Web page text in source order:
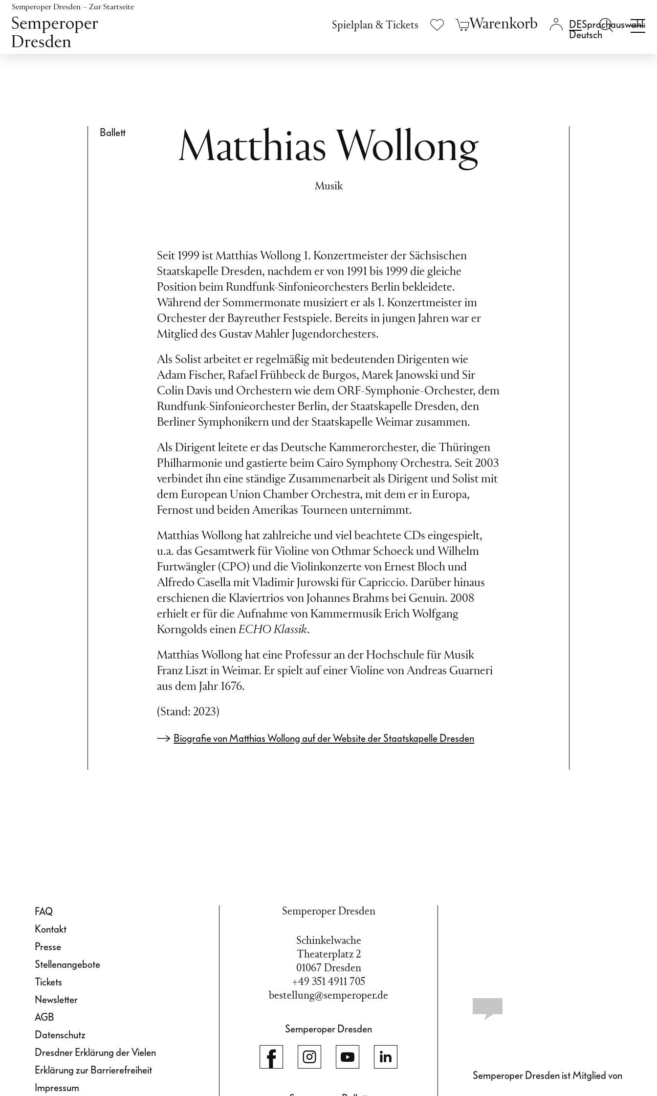
Inhalt anspringen
Fußbereich anspringen
Semperoper Dresden – Zur Startseite
Spielplan & Tickets Warenkorb
Sprachauswahl:
Deutsch
Ballett Matthias Wollong
Musik
Seit 1999 ist Matthias Wollong 1. Konzertmeister der Sächsischen
Staatskapelle Dresden, nachdem er von 1991 bis 1999 die gleiche
Position beim Rundfunk-Sinfonieorchesters Berlin bekleidete.
Während der Sommermonate musiziert er als 1. Konzertmeister im
Orchester der Bayreuther Festspiele. Bereits in jungen Jahren war er
Mitglied des Gustav Mahler Jugendorchesters.
Als Solist arbeitet er regelmäßig mit bedeutenden Dirigenten wie
Adam Fischer, Rafael Frühbeck de Burgos, Marek Janowski und Sir
Colin Davis und Orchestern wie dem ORF-Symphonie-Orchester, dem
Rundfunk-Sinfonieorchester Berlin, der Staatskapelle Dresden, den
Berliner Symphonikern und der Staatskapelle Weimar zusammen.
Als Dirigent leitete er das Deutsche Kammerorchester, die Thüringen
Philharmonie und gastierte beim Cairo Symphony Orchestra. Seit 2003
verbindet ihn eine ständige Zusammenarbeit als Dirigent und Solist mit
dem European Union Chamber Orchestra, mit dem er in Europa,
Fernost und beiden Amerikas Tourneen unternimmt.
Matthias Wollong hat zahlreiche und viel beachtete CDs eingespielt,
u.a. das Gesamtwerk für Violine von Othmar Schoeck und Wilhelm
Furtwängler (CPO) und die Violinkonzerte von Ernest Bloch und
Alfredo Casella mit Vladimir Jurowski für Capriccio. Darüber hinaus
erschienen die Klaviertrios von Johannes Brahms bei Genuin. 2008
erhielt er für die Aufnahme von Kammermusik Erich Wolfgang
Korngolds einenECHO Klassik.
Matthias Wollong hat eine Professur an der Hochschule für Musik
Franz Liszt in Weimar. Er spielt auf einer Violine von Andreas Guarneri
aus dem Jahr 1676.
(Stand: 2023)
Biografie von Matthias Wollong auf der Website der Staatskapelle Dresden
FAQ
Kontakt
Presse
Stellenangebote
Tickets
Newsletter
AGB
Datenschutz
Dresdner Erklärung der Vielen
Erklärung zur Barrierefreiheit
Impressum
Semperoper Dresden
Schinkelwache
Theaterplatz 2
01067 Dresden
+49 351 4911 705
bestellung@semperoper.de
Semperoper Dresden
Semperoper Dresden ist Mitglied von